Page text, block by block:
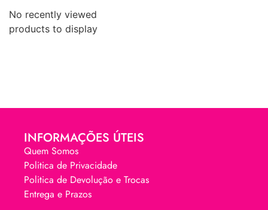
No recently viewed
products to display
INFORMAÇÕES ÚTEIS
Quem Somos
Politica de Privacidade
Politica de Devolução e Trocas
Entrega e Prazos